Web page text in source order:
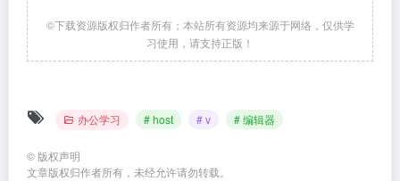
©下载资源版权归作者所有；本站所有资源均来源于网络，仅供学
习使用，请支持正版！
办公学习 # host # v # 编辑器
© 版权声明
文章版权归作者所有，未经允许请勿转载。